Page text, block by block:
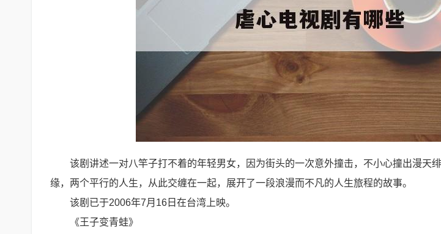
该剧讲述一对八竿子打不着的年轻男女，因为街头的一次意外撞击，不小心撞出漫天
缘，两个平行的人生，从此交缠在一起，展开了一段浪漫而不凡的人生旅程的故事。
该剧已于2006年7月16日在台湾上映。
《王子变青蛙》